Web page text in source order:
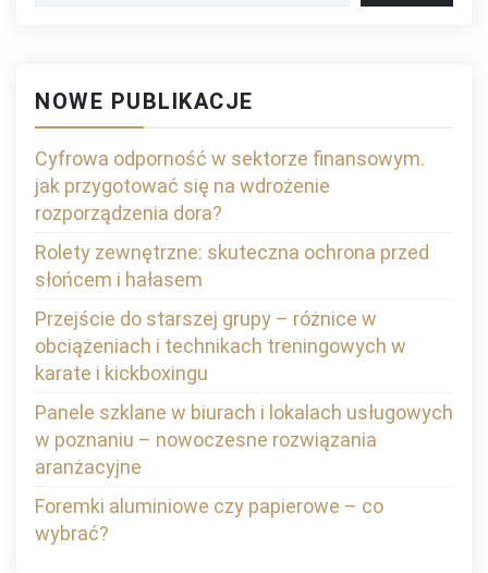
NOWE PUBLIKACJE
Cyfrowa odporność w sektorze finansowym.
jak przygotować się na wdrożenie
rozporządzenia dora?
Rolety zewnętrzne: skuteczna ochrona przed
słońcem i hałasem
Przejście do starszej grupy – różnice w
obciążeniach i technikach treningowych w
karate i kickboxingu
Panele szklane w biurach i lokalach usługowych
w poznaniu – nowoczesne rozwiązania
aranżacyjne
Foremki aluminiowe czy papierowe – co
wybrać?